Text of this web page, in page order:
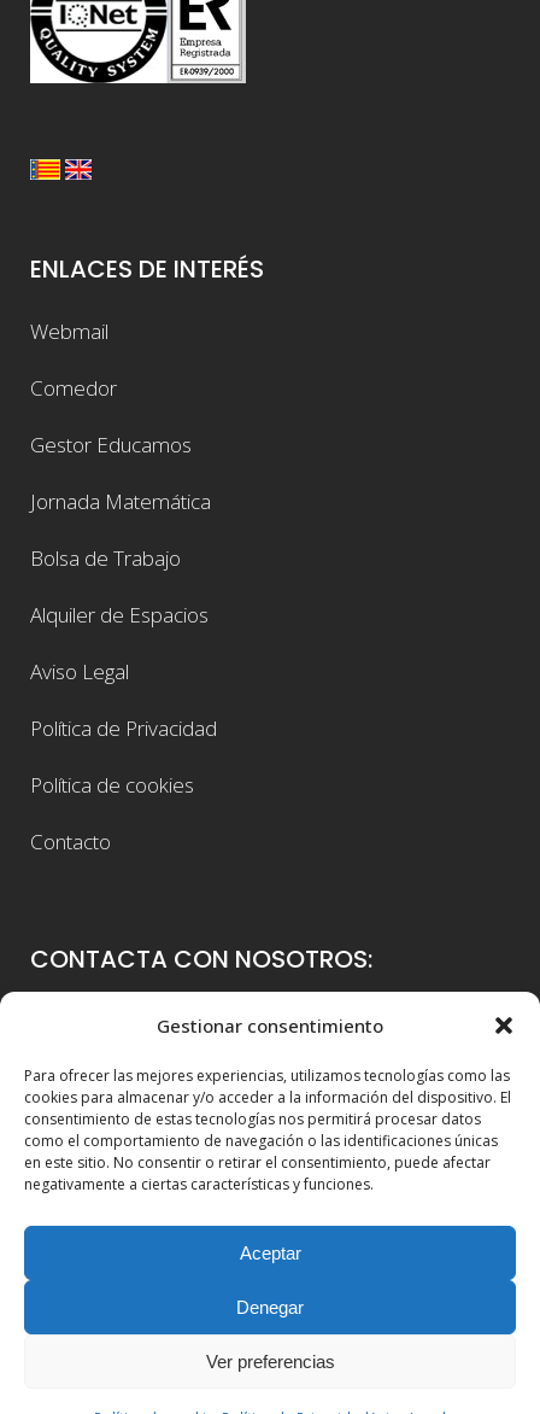
Gestionar consentimiento
Para ofrecer las mejores experiencias, utilizamos tecnologías como las
cookies para almacenar y/o acceder a la información del dispositivo. El
consentimiento de estas tecnologías nos permitirá procesar datos
como el comportamiento de navegación o las identificaciones únicas
en este sitio. No consentir o retirar el consentimiento, puede afectar
negativamente a ciertas características y funciones.
Aceptar
Denegar
Ver preferencias
ENLACES DE INTERÉS
Webmail
Comedor
Gestor Educamos
Jornada Matemática
Bolsa de Trabajo
Alquiler de Espacios
Aviso Legal
Política de Privacidad
Política de cookies
Contacto
CONTACTA CON NOSOTROS:
Colegio Guadalaviar
46021 Valencia
96 339 36 00
info@colegioguadalaviar.es